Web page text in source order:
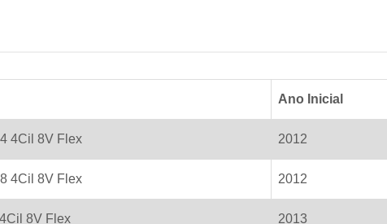
Ano Inicial
4Cil 8V Flex 2012
4Cil 8V Flex 2012
8V Flex 2013